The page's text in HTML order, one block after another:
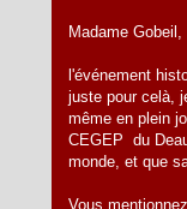
Madame Gobeil,
Je suis le
l'événement
juste pour celà,
même en plein
CEGEP du
monde, et que
Vous